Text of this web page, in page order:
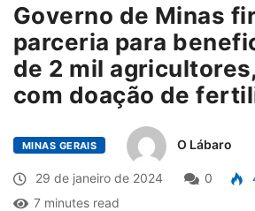
Governo de Minas
parceria para
de 2 mil
com doação de
MINAS GERAIS O Lábaro
29 de janeiro de 2024 0
7 minutes read